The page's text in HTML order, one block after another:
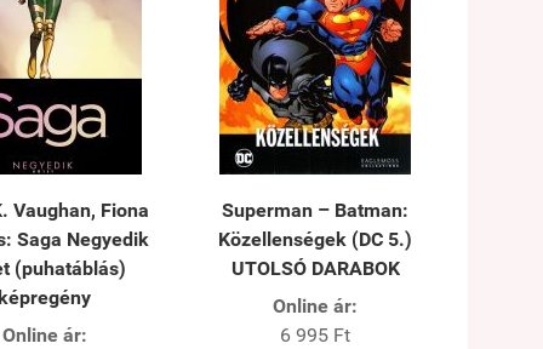
Vaughan, Fiona
Saga Negyedik
(puhatáblás)
Online ár:
Superman – Batman:
Közellenségek (DC 5.)
UTOLSÓ DARABOK
Online ár:
6 995 Ft